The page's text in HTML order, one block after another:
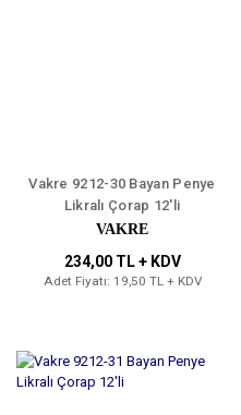
Vakre 9212-30 Bayan Penye
Likralı Çorap 12'li
VAKRE
234,00 TL + KDV
Adet Fiyatı: 19,50 TL + KDV